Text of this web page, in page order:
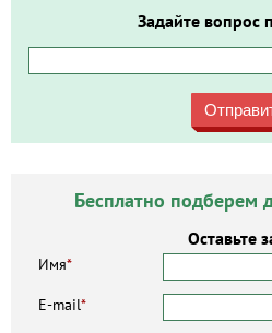
Задайте вопрос
Бесплатно подберем
Оставьте
Имя*
E-mail*